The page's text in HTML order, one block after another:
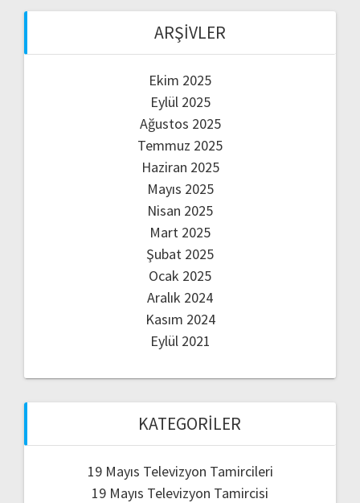
ARŞIVLER
Ekim 2025
Eylül 2025
Ağustos 2025
Temmuz 2025
Haziran 2025
Mayıs 2025
Nisan 2025
Mart 2025
Şubat 2025
Ocak 2025
Aralık 2024
Kasım 2024
Eylül 2021
KATEGORILER
19 Mayıs Televizyon Tamircileri
19 Mayıs Televizyon Tamircisi